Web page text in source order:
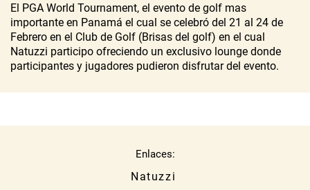
El PGA World Tournament, el evento de golf mas
importante en Panamá el cual se celebró del 21 al 24 de
Febrero en el Club de Golf (Brisas del golf) en el cual
Natuzzi participo ofreciendo un exclusivo lounge donde
participantes y jugadores pudieron disfrutar del evento.
Enlaces:
Natuzzi